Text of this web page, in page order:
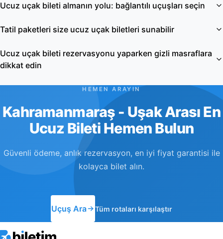
Ucuz uçak bileti almanın yolu: bağlantılı uçuşları seçin
Tatil paketleri size ucuz uçak biletleri sunabilir
Ucuz uçak bileti rezervasyonu yaparken gizli masraflara
dikkat edin
HEMEN ARAYIN
Kahramanmaraş - Uşak Arası En
Ucuz Bileti Hemen Bulun
Güvenli ödeme, anlık rezervasyon, en iyi fiyat garantisi ile
kolayca bilet alın.
Uçuş Ara Tüm rotaları karşılaştır